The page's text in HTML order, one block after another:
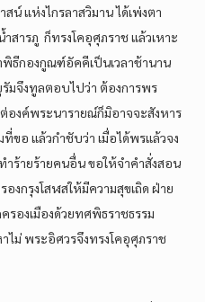
แห่งไกรลาสวิมาน ได้เพ่งตา
ารภู ก็ทรงโคอุศุภราช แล้วเหาะ
ธีกองกูณฑ์อัคคีเป็นเวลาช้านาน
รัมจึงทูลตอบไปว่า ต้องการพร
องค์พระนารายณ์ก็มิอาจจะสังหาร
ขอ แล้วกำชับว่า เมื่อได้พรแล้วจง
ำร้ายร้ายคนอื่น ขอให้จำคำสั่งสอน
งกรุงโสฬสให้มีความสุขเถิด ฝ่าย
องเมืองด้วยทศพิธราชธรรม
ม่ พระอิศวรจึงทรงโคอุศุภราช